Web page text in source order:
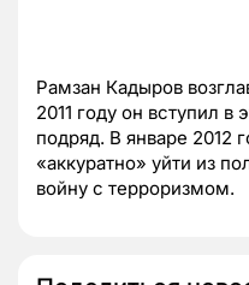
Рамзан Кадыров
2011 году он вступил в
подряд. В январе 2012
«аккуратно» уйти из
войну с терроризмом.